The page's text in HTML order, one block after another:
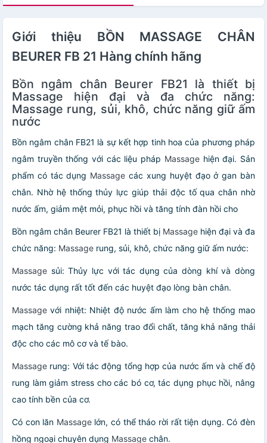
Xúc Bằng Nước,
Đai Thoáng Khí,
Phù Hợp Mọi Đối
Tượng Tập Luyện
Và Phục Hồi Cơ
Bụng
Giới thiệu BỒN MASSAGE CHÂN
BEURER FB 21 Hàng chính hãng
Bồn ngâm chân Beurer FB21 là thiết bị
Massage hiện đại và đa chức năng:
Massage rung, sủi, khô, chức năng giữ ấm
nước
Bồn ngâm chân FB21 là sự kết hợp tinh hoa của phương pháp
ngâm truyền thống với các liệu pháp Massagehiện đại. Sản
phẩm có tác dụng Massage các xung huyệt đạo ở gan bàn
chân. Nhờ hệ thống thủy lực giúp thải độc tố qua chân nhờ
nước ấm, giảm mệt mỏi, phục hồi và tăng tính đàn hồi cho
Bồn ngâm chân Beurer FB21 là thiết bị Massage hiện đại và đa
chức năng: Massage rung, sủi, khô, chức năng giữ ấm nước:
Massage sủi: Thủy lực với tác dụng của dòng khí và dòng
nước tác dụng rất tốt đến các huyệt đạo lòng bàn chân.
Massage với nhiệt: Nhiệt độ nước ấm làm cho hệ thống mao
mạch tăng cường khả năng trao đổi chất, tăng khả năng thải
độc cho các mô cơ và tế bào.
Massage rung: Với tác động tổng hợp của nước ấm và chế độ
rung làm giảm stress cho các bó cơ, tác dụng phục hồi, nâng
cao tính bền của cơ.
Có con lăn Massagelớn, có thể tháo rời rất tiện dụng. Có đèn
hồng ngoại chuyên dụng Massage chân.